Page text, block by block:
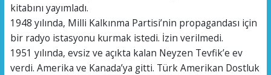
kitabını yayımladı.
1948 yılında, Milli Kalkınma Partisi’nin propagandası için
bir radyo istasyonu kurmak istedi. İzin verilmedi.
1951 yılında, evsiz ve açıkta kalan Neyzen Tevfik’e ev
verdi. Amerika ve Kanada’ya gitti. Türk Amerikan Dostluk